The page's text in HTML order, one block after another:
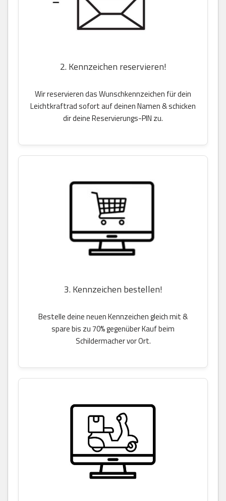
2. Kennzeichen reservieren!
Wir reservieren das Wunschkennzeichen für dein
Leichtkraftrad sofort auf deinen Namen & schicken
dir deine Reservierungs-PIN zu.
3. Kennzeichen bestellen!
Bestelle deine neuen Kennzeichen gleich mit &
spare bis zu 70% gegenüber Kauf beim
Schildermacher vor Ort.